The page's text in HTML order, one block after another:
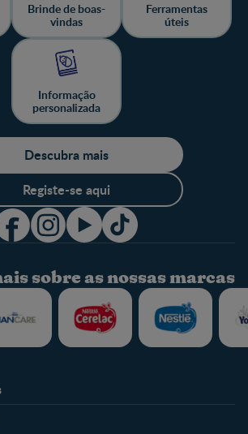
Brinde de boas-
vindas
Ferramentas
úteis
Informação
personalizada
Descubra mais
Registe-se aqui
sobre as nossas marcas